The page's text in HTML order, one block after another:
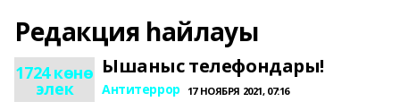
Редакция һайлауы
1724 көнө
элек
Ышаныс телефондары!
Антитеррор 17 НОЯБРЯ 2021, 07:16